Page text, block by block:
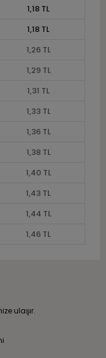
1,18 TL
1,18 TL
1,26 TL
1,29 TL
1,31 TL
1,33 TL
1,36 TL
1,38 TL
1,40 TL
1,43 TL
1,44 TL
1,46 TL
ulaşır.